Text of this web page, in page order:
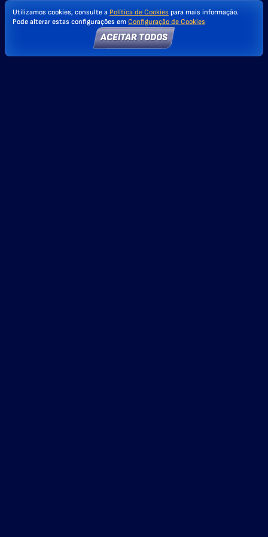
Utilizamos cookies, consulte a Política de Cookies para mais informação.
Pode alterar estas configurações em Configuração de Cookies
ACEITAR TODOS